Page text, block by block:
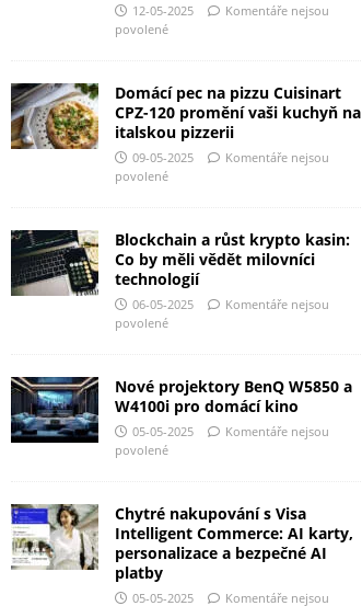
12-05-2025
Komentáře nejsou
povolené
Domácí pec na pizzu Cuisinart
CPZ-120 promění vaši kuchyň na
italskou pizzerii
09-05-2025
Komentáře nejsou
povolené
Blockchain a růst krypto kasin:
Co by měli vědět milovníci
technologií
06-05-2025
Komentáře nejsou
povolené
Nové projektory BenQ W5850 a
W4100i pro domácí kino
05-05-2025
Komentáře nejsou
povolené
Chytré nakupování s Visa
Intelligent Commerce: AI karty,
personalizace a bezpečné AI
platby
05-05-2025 Komentáře nejsou